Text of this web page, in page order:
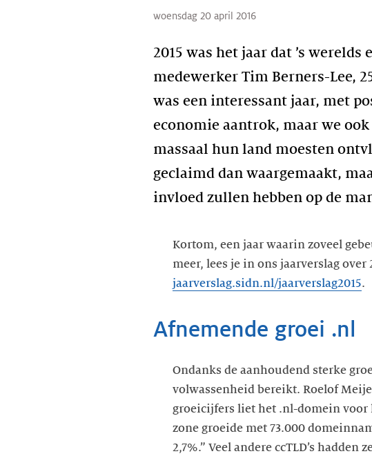
woensdag 20 april 2016
2015 was het jaar dat ’s
medewerker Tim Berners-Lee,
was een interessant jaar, met
economie aantrok, maar we
massaal hun land moesten
geclaimd dan waargemaakt,
invloed zullen hebben op de
Kortom, een jaar waarin zoveel
meer, lees je in ons jaarverslag
jaarverslag.sidn.nl/jaarverslag2015.
Afnemende groei .nl
Ondanks de aanhoudend sterke
volwassenheid bereikt. Roelof
groeicijfers liet het .nl-domein voor
zone groeide met 73.000
2,7%.” Veel andere ccTLD’s